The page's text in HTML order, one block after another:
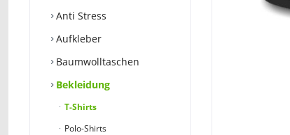
Anti Stress
Aufkleber
Baumwolltaschen
Bekleidung
T-Shirts
Polo-Shirts